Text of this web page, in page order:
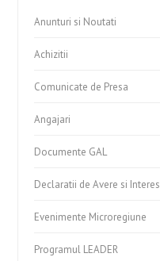
Anunturi si Noutati
Achizitii
Comunicate de Presa
Angajari
Documente GAL
Declaratii de Avere si Interes
Evenimente Microregiune
Programul LEADER